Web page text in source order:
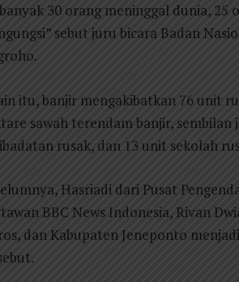
30 orang meninggal dunia,
sebut juru bicara Badan
itu, banjir mengakibatkan 76 unit
sawah terendam banjir,
rusak, dan 13 unit sekolah
Hasriadi dari Pusat
BBC News Indonesia, Rivan
dan Kabupaten Jeneponto